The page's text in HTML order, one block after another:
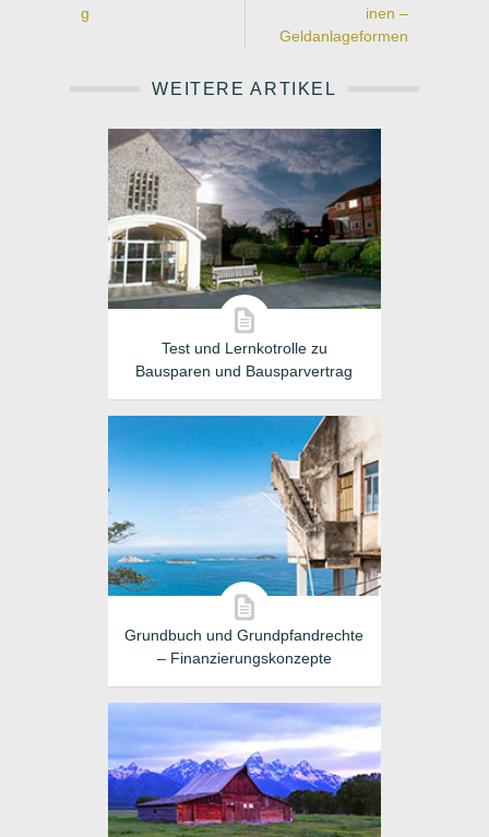
g
inen –
Geldanlageformen
WEITERE ARTIKEL
Test und Lernkotrolle zu
Bausparen und Bausparvertrag
Grundbuch und Grundpfandrechte
– Finanzierungskonzepte